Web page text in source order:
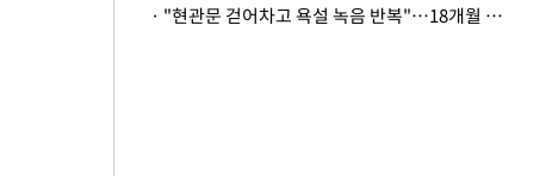
· "현관문 걷어차고 욕설 녹음 반복"…18개월 아기 키우는 집 뒤흔든 '앞집의 비극'